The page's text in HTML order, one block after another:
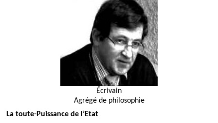
Écrivain
Agrégé de philosophie
La toute-Puissance de l’Etat